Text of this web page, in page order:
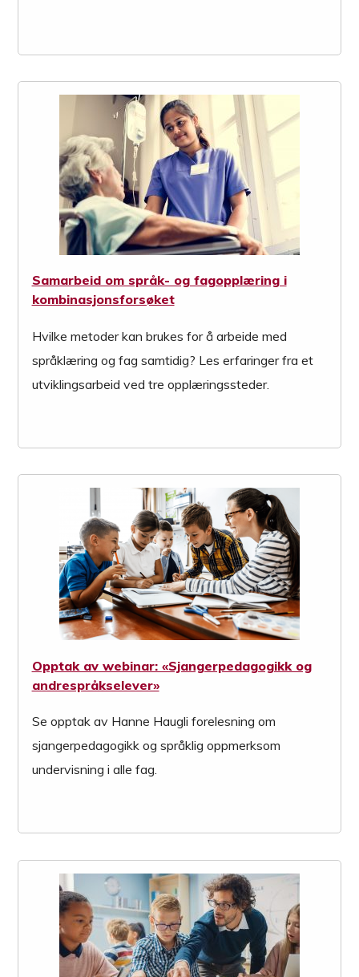
Samarbeid om språk- og fagopplæring i
kombinasjonsforsøket
Hvilke metoder kan brukes for å arbeide med
språklæring og fag samtidig? Les erfaringer fra et
utviklingsarbeid ved tre opplæringssteder.
Opptak av webinar: «Sjangerpedagogikk og
andrespråkselever»
Se opptak av Hanne Haugli forelesning om
sjangerpedagogikk og språklig oppmerksom
undervisning i alle fag.